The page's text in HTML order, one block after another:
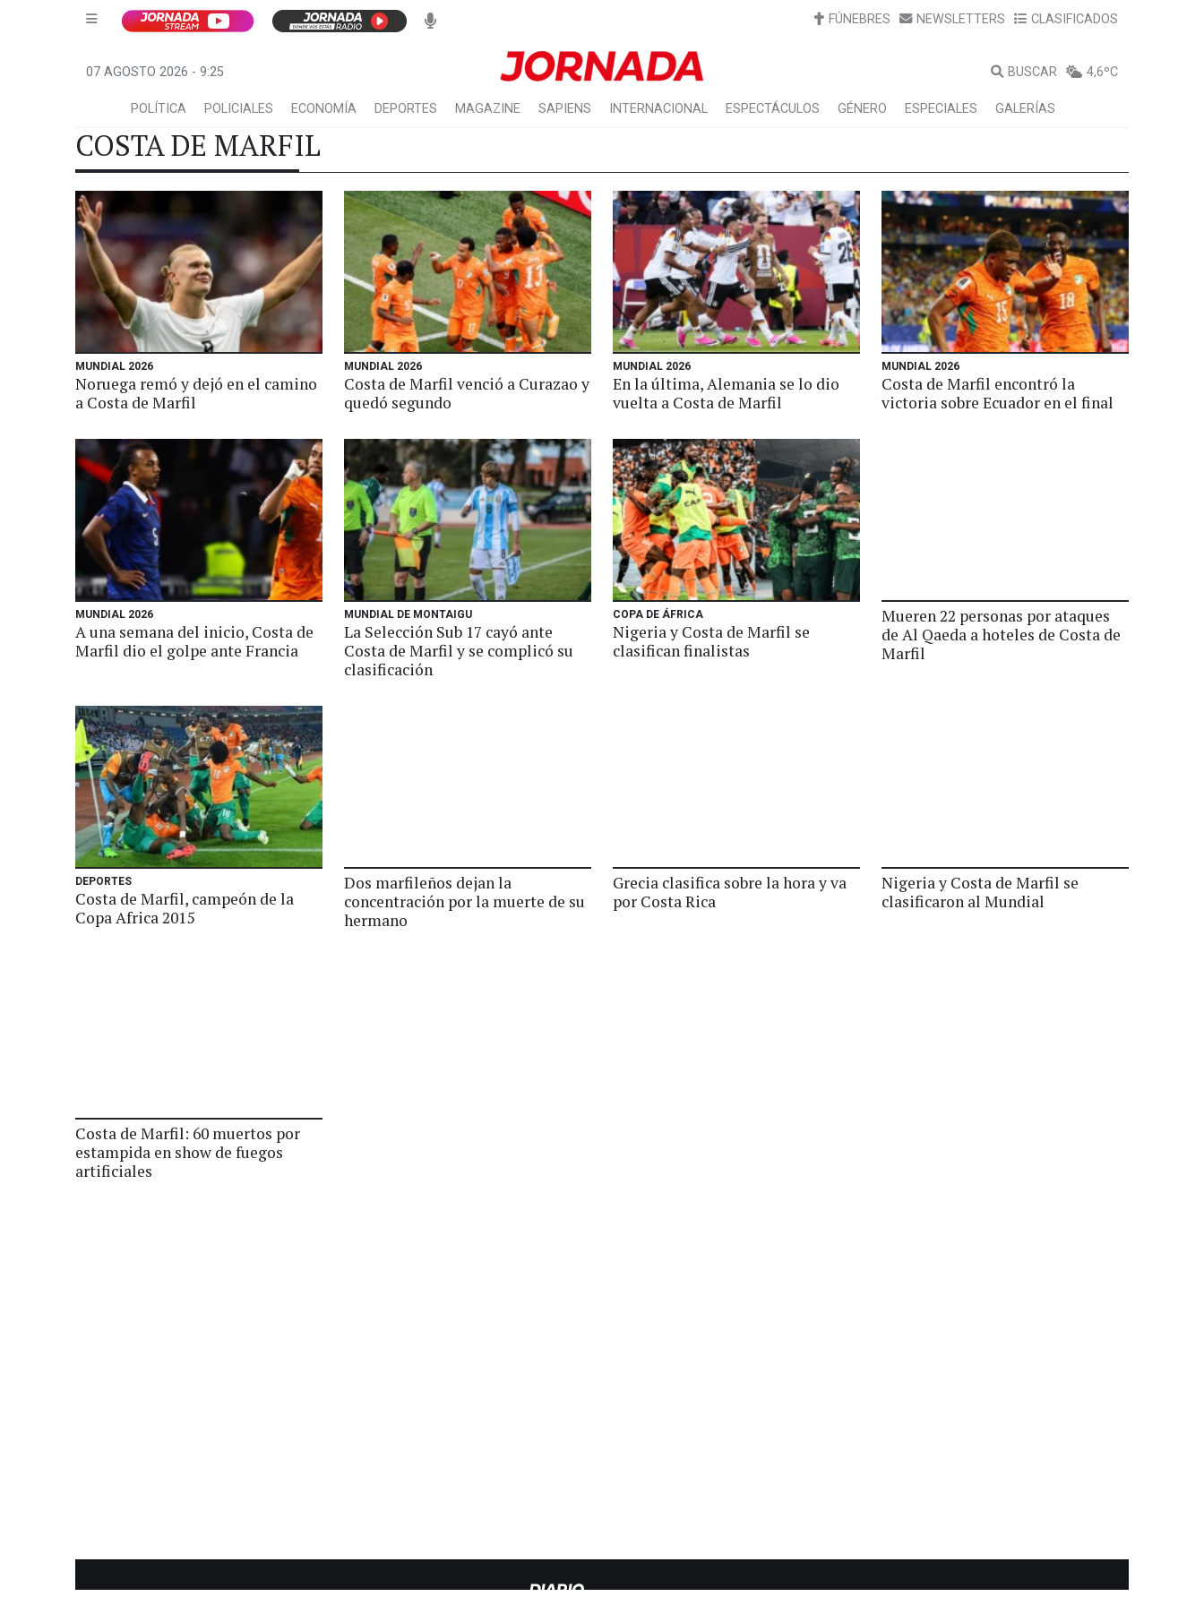
FÚNEBRES NEWSLETTERS CLASIFICADOS
07 AGOSTO 2026 - 9:25 BUSCAR 4,6ºC
POLÍTICA POLICIALES ECONOMÍA DEPORTES MAGAZINE SAPIENS INTERNACIONAL ESPECTÁCULOS GÉNERO ESPECIALES GALERÍAS
COSTA DE MARFIL
MUNDIAL 2026
Noruega remó y dejó en el camino
a Costa de Marfil
MUNDIAL 2026
Costa de Marfil venció a Curazao y
quedó segundo
MUNDIAL 2026
En la última, Alemania se lo dio
vuelta a Costa de Marfil
MUNDIAL 2026
Costa de Marfil encontró la
victoria sobre Ecuador en el final
MUNDIAL 2026
A una semana del inicio, Costa de
Marfil dio el golpe ante Francia
MUNDIAL DE MONTAIGU
La Selección Sub 17 cayó ante
Costa de Marfil y se complicó su
clasificación
COPA DE ÁFRICA
Nigeria y Costa de Marfil se
clasifican finalistas
Mueren 22 personas por ataques
de Al Qaeda a hoteles de Costa de
Marfil
DEPORTES
Costa de Marfil, campeón de la
Copa Africa 2015
Dos marfileños dejan la
concentración por la muerte de su
hermano
Grecia clasifica sobre la hora y va
por Costa Rica
Nigeria y Costa de Marfil se
clasificaron al Mundial
Costa de Marfil: 60 muertos por
estampida en show de fuegos
artificiales